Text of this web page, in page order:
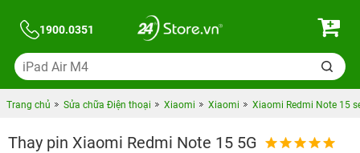
1900.0351
Trang chủ Sửa chữa Điện thoại Xiaomi Xiaomi Xiaomi Redmi Note 15
Thay pin Xiaomi Redmi Note 15 5G